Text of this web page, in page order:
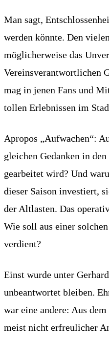
Man sagt,
werden könnte. Den
möglicherweise das
Vereinsverantwortlichen
mag in jenen Fans und
tollen Erlebnissen im
Apropos „Aufwachen“:
gleichen Gedanken in
gearbeitet wird? Und
dieser Saison investiert,
der Altlasten. Das
Wie soll aus einer
verdient?
Einst wurde unter
unbeantwortet bleiben.
war eine andere: Aus
meist nicht erfreulicher